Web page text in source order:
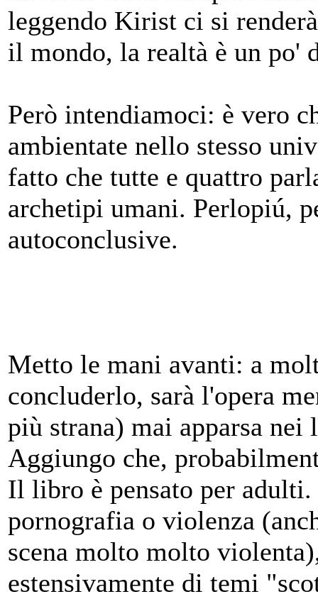
leggendo Kirist ci si
il mondo, la realtà è un po'
Però intendiamoci: è vero
ambientate nello stesso
fatto che tutte e quattro
archetipi umani. Perlopiú,
autoconclusive.
Metto le mani avanti: a
concluderlo, sarà l'opera
più strana) mai apparsa
Aggiungo che,
Il libro è pensato per
pornografia o violenza
scena molto molto
estensivamente di temi